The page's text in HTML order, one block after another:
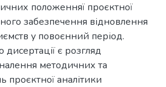
положенняї проєктної
забезпечення відновлення
у повоєнний період.
є розгляд
методичних та
аналітики